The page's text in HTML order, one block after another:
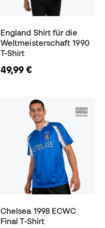
England Shirt für die
Weltmeisterschaft 1990
T-Shirt
49,99 €
Chelsea 1998 ECWC
Final T-Shirt